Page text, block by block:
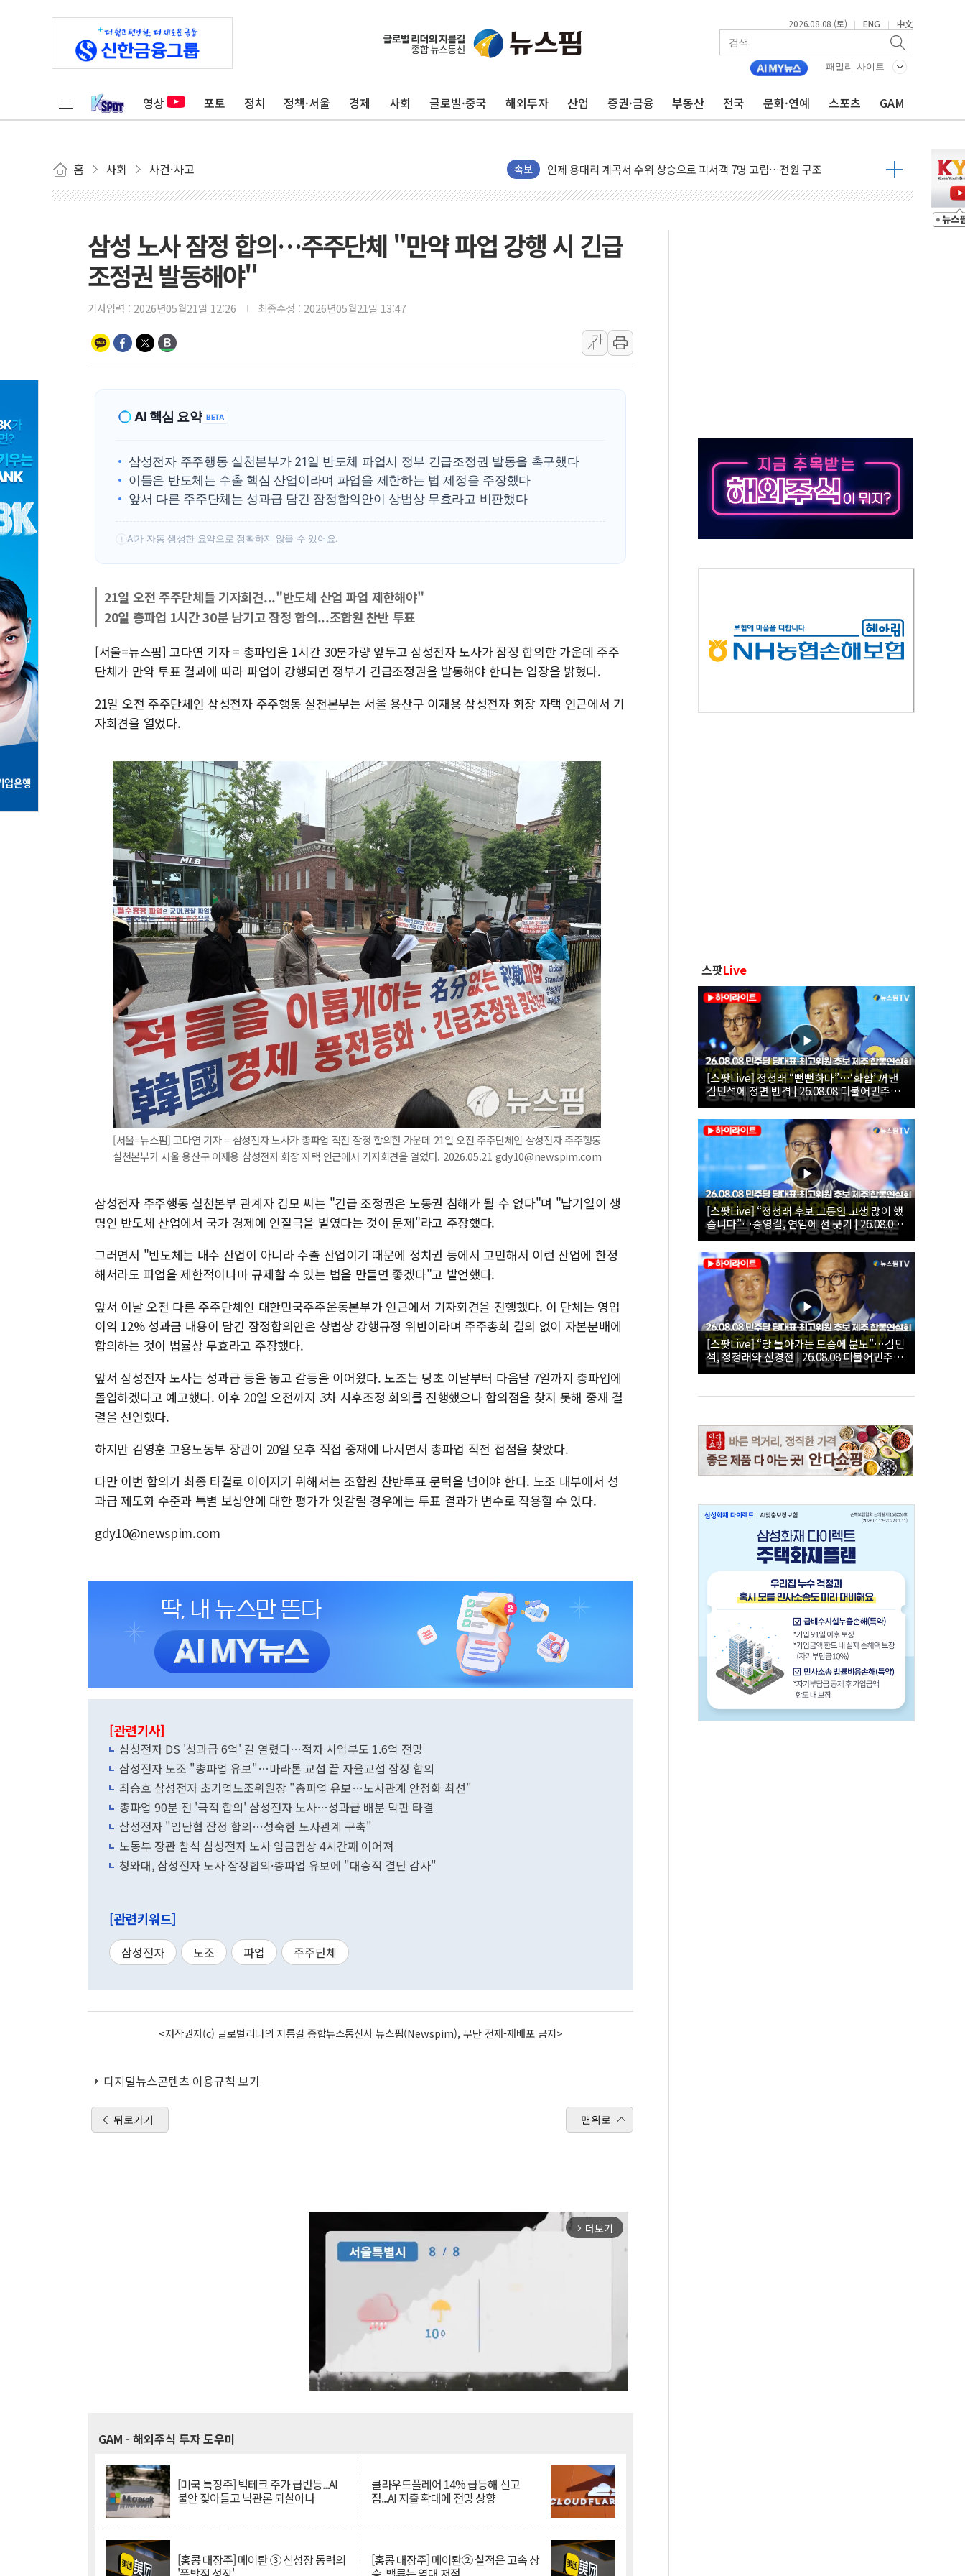
2026.08.08 (토) | ENG | 中文
패밀리 사이트
영상 포토 정치 정책·서울 경제 사회 글로벌·중국 해외투자 산업 증권·금융 부동산 전국 문화·연예 스포츠 GAM
홈 사회 사건·사고 속보
여수 오동도 인근 해상서 모터보트 전복…1명 사망·1명 실종
추미애, '위안부' 피해자 기림의 날 참석..."국제적 시민 연대로 목소리 내야"
인천서 말다툼 중 어머니 흉기 살해 10대 아들 체포
'화합' 꺼낸 김민석에 '뻔뻔' 받아친 정청래…제주 연설서 신경전 고조
中 전방위 아파트 부양, 수도 베이징도 부동산 규제 철폐
인제 용대리 계곡서 수위 상승으로 피서객 7명 고립…전원 구조
폭염에 車 운전면허 기능시험 오전 집중 편성…체감온도 38도 넘으면 중단
李대통령, 'ISA·주가누르기 방지법' 전면 재검토 지시
'호우 특보' 경북 울진 시간당 20~30mm 강한 비...가뭄 해소될 듯
주말 무더위·열대야 지속…내륙 곳곳 소나기
오세훈 "용산공원 주택 검토, 민주당 스스로 원칙 뒤집는 것"
충북 주말 무더위 지속…청주·진천 35도, 곳곳 소나기
삼성 노사 잠정 합의…주주단체 "만약 파업 강행 시 긴급
조정권 발동해야"
기사입력 : 2026년05월21일 12:26 최종수정 : 2026년05월21일 13:47
가
가
AI 핵심 요약 BETA
삼성전자 주주행동 실천본부가 21일 반도체 파업시 정부 긴급조정권 발동을 촉구했다
이들은 반도체는 수출 핵심 산업이라며 파업을 제한하는 법 제정을 주장했다
앞서 다른 주주단체는 성과급 담긴 잠정합의안이 상법상 무효라고 비판했다
! AI가 자동 생성한 요약으로 정확하지 않을 수 있어요.
21일 오전 주주단체들 기자회견..."반도체 산업 파업 제한해야"
20일 총파업 1시간 30분 남기고 잠정 합의...조합원 찬반 투표
[서울=뉴스핌] 고다연 기자 = 총파업을 1시간 30분가량 앞두고 삼성전자 노사가 잠정 합의한 가운데 주주
단체가 만약 투표 결과에 따라 파업이 강행되면 정부가 긴급조정권을 발동해야 한다는 입장을 밝혔다.
21일 오전 주주단체인 삼성전자 주주행동 실천본부는 서울 용산구 이재용 삼성전자 회장 자택 인근에서 기
자회견을 열었다.
[서울=뉴스핌] 고다연 기자 = 삼성전자 노사가 총파업 직전 잠정 합의한 가운데 21일 오전 주주단체인 삼성전자 주주행동
실천본부가 서울 용산구 이재용 삼성전자 회장 자택 인근에서 기자회견을 열었다. 2026.05.21 gdy10@newspim.com
삼성전자 주주행동 실천본부 관계자 김모 씨는 "긴급 조정권은 노동권 침해가 될 수 없다"며 "납기일이 생
명인 반도체 산업에서 국가 경제에 인질극을 벌였다는 것이 문제"라고 주장했다.
그러면서 "반도체는 내수 산업이 아니라 수출 산업이기 때문에 정치권 등에서 고민해서 이런 산업에 한정
해서라도 파업을 제한적이나마 규제할 수 있는 법을 만들면 좋겠다"고 발언했다.
앞서 이날 오전 다른 주주단체인 대한민국주주운동본부가 인근에서 기자회견을 진행했다. 이 단체는 영업
이익 12% 성과금 내용이 담긴 잠정합의안은 상법상 강행규정 위반이라며 주주총회 결의 없이 자본분배에
합의하는 것이 법률상 무효라고 주장했다.
앞서 삼성전자 노사는 성과급 등을 놓고 갈등을 이어왔다. 노조는 당초 이날부터 다음달 7일까지 총파업에
돌입하겠다고 예고했다. 이후 20일 오전까지 3차 사후조정 회의를 진행했으나 합의점을 찾지 못해 중재 결
렬을 선언했다.
하지만 김영훈 고용노동부 장관이 20일 오후 직접 중재에 나서면서 총파업 직전 접점을 찾았다.
다만 이번 합의가 최종 타결로 이어지기 위해서는 조합원 찬반투표 문턱을 넘어야 한다. 노조 내부에서 성
과급 제도화 수준과 특별 보상안에 대한 평가가 엇갈릴 경우에는 투표 결과가 변수로 작용할 수 있다.
gdy10@newspim.com
[관련기사]
삼성전자 DS '성과급 6억' 길 열렸다…적자 사업부도 1.6억 전망
삼성전자 노조 "총파업 유보"…마라톤 교섭 끝 자율교섭 잠정 합의
최승호 삼성전자 초기업노조위원장 "총파업 유보…노사관계 안정화 최선"
총파업 90분 전 '극적 합의' 삼성전자 노사…성과급 배분 막판 타결
삼성전자 "임단협 잠정 합의…성숙한 노사관계 구축"
노동부 장관 참석 삼성전자 노사 임금협상 4시간째 이어져
청와대, 삼성전자 노사 잠정합의·총파업 유보에 "대승적 결단 감사"
[관련키워드]
삼성전자 노조 파업 주주단체
<저작권자(c) 글로벌리더의 지름길 종합뉴스통신사 뉴스핌(Newspim), 무단 전재-재배포 금지>
디지털뉴스콘텐츠 이용규칙 보기
뒤로가기 맨위로
arrow_forward_ios 더보기
GAM - 해외주식 투자 도우미
[미국 특징주] 빅테크 주가 급반등...AI
불안 잦아들고 낙관론 되살아나
클라우드플레어 14% 급등해 신고
점...AI 지출 확대에 전망 상향
[홍콩 대장주] 메이퇀 ③ 신성장 동력의 [홍콩 대장주] 메이퇀② 실적은 고속 상
스팟Live
[스팟Live] 정청래 “뻔뻔하다”…‘화합’ 꺼낸
김민석에 정면 반격 | 26.08.08 더불어민주당
당대표·최고위원 후보 제주 합동연설회
[스팟Live] “정청래 후보 그동안 고생 많이 했
습니다”…송영길, 연임에 선 긋기 | 26.08.08
더불어민주당 당대표·최고위원 후보 제주 합
동연설회
[스팟Live] “당 돌아가는 모습에 분노”…김민
석, 정청래와 신경전 | 26.08.08 더불어민주당
당대표·최고위원 후보 제주 합동연설회